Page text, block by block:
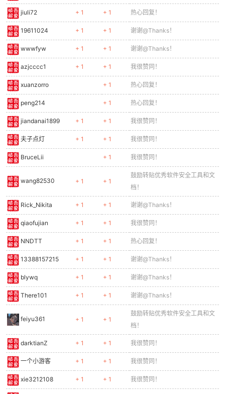
jiuli72 + 1 + 1 热心回复！
19611024 + 1 + 1 谢谢@Thanks！
wwwfyw + 1 + 1 谢谢@Thanks！
azjcccc1 + 1 + 1 我很赞同！
xuanzorro + 1 热心回复！
peng214 + 1 热心回复！
jiandanai1899 + 1 + 1 我很赞同！
夫子点灯 + 1 + 1 我很赞同！
BruceLii + 1 我很赞同！
wang82530 + 1 + 1
鼓励转贴优秀软件安全工具和文
档！
Rick_Nikita + 1 + 1 谢谢@Thanks！
qiaofujian + 1 + 1 我很赞同！
NNDTT + 1 + 1 热心回复！
13388157215 + 1 + 1 谢谢@Thanks！
blywq + 1 + 1 谢谢@Thanks！
There101 + 1 + 1 谢谢@Thanks！
feiyu361 + 1 + 1
鼓励转贴优秀软件安全工具和文
档！
darktianZ + 1 + 1 我很赞同！
一个小游客 + 1 + 1 我很赞同！
xie3212108 + 1 + 1 我很赞同！